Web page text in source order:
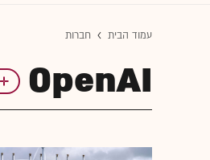
עמוד הבית חברות
OpenAI